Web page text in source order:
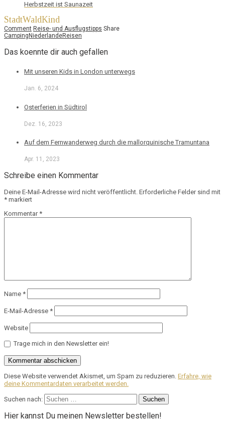
Herbstzeit ist Saunazeit
StadtWaldKind
Comment Reise- und Ausflugstipps Share
Camping NiederlandeReisen
Das koennte dir auch gefallen
Mit unseren Kids in London unterwegs
Jan. 6, 2024
Osterferien in Südtirol
Dez. 16, 2023
Auf dem Fernwanderweg durch die mallorquinische Tramuntana
Apr. 11, 2023
Schreibe einen Kommentar
Deine E-Mail-Adresse wird nicht veröffentlicht. Erforderliche Felder sind mit
* markiert
Kommentar*
Name *
E-Mail-Adresse *
Website
Trage mich in den Newsletter ein!
Diese Website verwendet Akismet, um Spam zu reduzieren. Erfahre, wie
deine Kommentardaten verarbeitet werden.
Suchen nach:
Hier kannst Du meinen Newsletter bestellen!